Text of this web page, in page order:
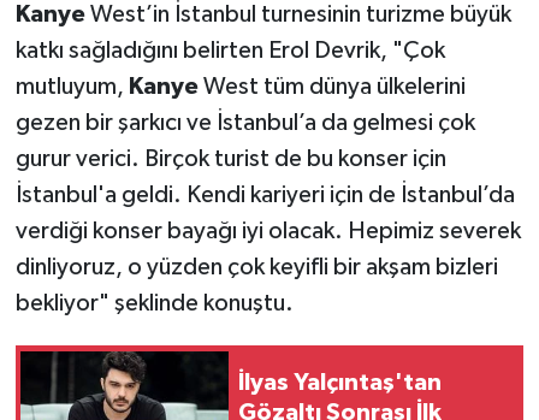
KanyeWest’in İstanbul turnesinin turizme büyük
katkı sağladığını belirten Erol Devrik, "Çok
mutluyum, KanyeWest tüm dünya ülkelerini
gezen bir şarkıcı ve İstanbul’a da gelmesi çok
gurur verici. Birçok turist de bu konser için
İstanbul'a geldi. Kendi kariyeri için de İstanbul’da
verdiği konser bayağı iyi olacak. Hepimiz severek
dinliyoruz, o yüzden çok keyifli bir akşam bizleri
bekliyor" şeklinde konuştu.
İlyas Yalçıntaş'tan
Gözaltı Sonrası İlk